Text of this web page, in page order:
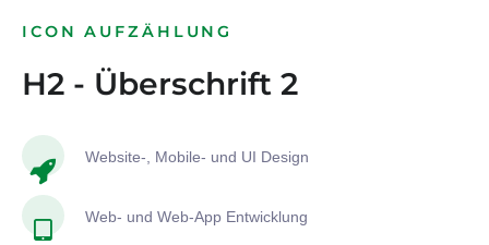
ICON AUFZÄHLUNG
H2 - Überschrift 2
Website-, Mobile- und UI Design
Web- und Web-App Entwicklung